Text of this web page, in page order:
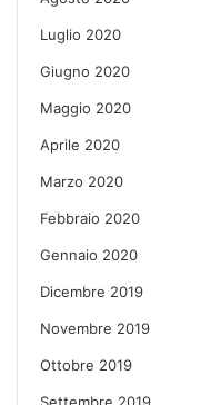
Luglio 2020
Giugno 2020
Maggio 2020
Aprile 2020
Marzo 2020
Febbraio 2020
Gennaio 2020
Dicembre 2019
Novembre 2019
Ottobre 2019